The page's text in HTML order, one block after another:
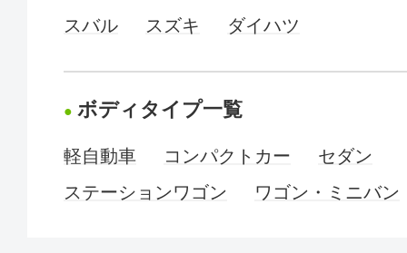
スバル
スズキ ダイハツ
ボディタイプ一覧
軽自動車 コンパクトカー
セダン
ステーションワゴン
ワゴン・ミニバン